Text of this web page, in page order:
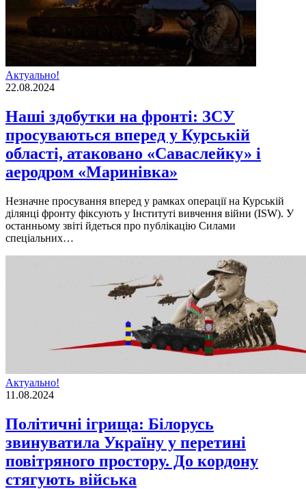
Актуально!
22.08.2024
Наші здобутки на фронті: ЗСУ
просуваються вперед у Курській
області, атаковано «Саваслейку» і
аеродром «Маринівка»
Незначне просування вперед у рамках операції на Курській
ділянці фронту фіксують у Інституті вивчення війни (ISW). У
останньому звіті йдеться про публікацію Силами
спеціальних…
Актуально!
11.08.2024
Політичні ігрища: Білорусь
звинуватила Україну у перетині
повітряного простору. До кордону
стягують війська